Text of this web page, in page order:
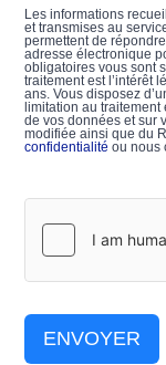
Les informations
et transmises au
permettent de
adresse électronique
obligatoires vous sont
traitement est l’intérêt
ans. Vous disposez
limitation au traitement
de vos données et sur
modifiée ainsi que du
confidentialité ou nous
ENVOYER